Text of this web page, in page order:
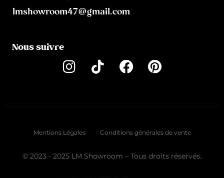
lmshowroom47@gmail.com
Nous suivre
Mentions Légales Conditions générales de vente
© 2023 - 2025 LM Showroom – Tous droits réservés.